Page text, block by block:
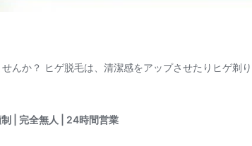
んか？ ヒゲ脱毛は、清潔感をアップさせたりヒゲ剃
| 完全無人 | 24時間営業